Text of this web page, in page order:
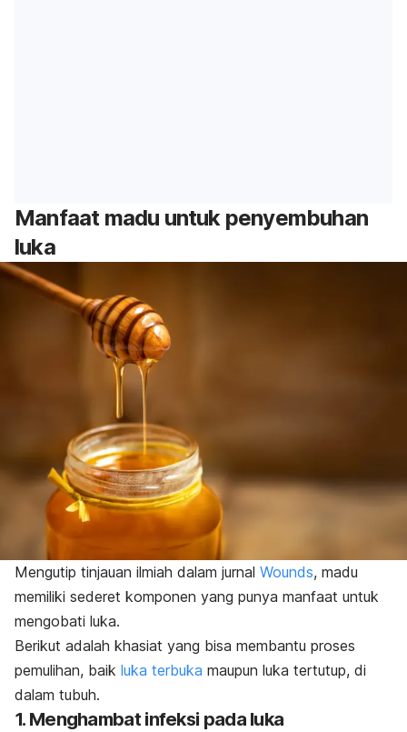
Manfaat madu untuk penyembuhan
luka
Mengutip tinjauan ilmiah dalam jurnal Wounds, madu
memiliki sederet komponen yang punya manfaat untuk
mengobati luka.
Berikut adalah khasiat yang bisa membantu proses
pemulihan, baik luka terbuka maupun luka tertutup, di
dalam tubuh.
1. Menghambat infeksi pada luka